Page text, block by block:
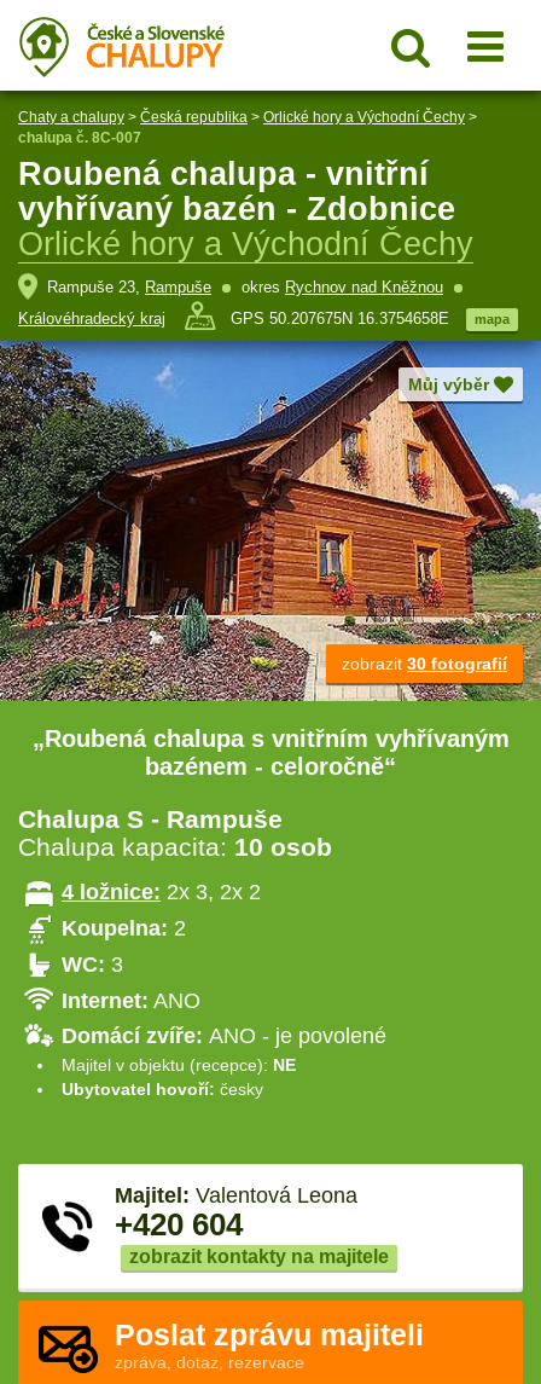
Chaty a chalupy > Česká republika > Orlické hory a Východní Čechy >
chalupa č. 8C-007
Roubená chalupa - vnitřní
vyhřívaný bazén - Zdobnice
Orlické hory a Východní Čechy
Rampuše 23, Rampuše okres Rychnov nad Kněžnou
Královéhradecký kraj
GPS 50.207675N 16.3754658E mapa
Můj výběr
zobrazit 30 fotografií
„Roubená chalupa s vnitřním vyhřívaným
bazénem - celoročně“
Chalupa S - Rampuše
Chalupa kapacita: 10 osob
4 ložnice: 2x 3, 2x 2
Koupelna: 2
WC: 3
Internet: ANO
Domácí zvíře: ANO - je povolené
Majitel v objektu (recepce): NE
Ubytovatel hovoří: česky
Majitel: Valentová Leona
+420 604
zobrazit kontakty na majitele
Poslat zprávu majiteli
zpráva, dotaz, rezervace